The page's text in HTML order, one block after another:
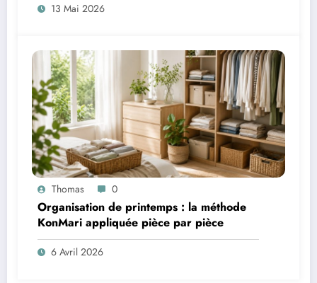
13 Mai 2026
Thomas 0
Organisation de printemps : la méthode
KonMari appliquée pièce par pièce
6 Avril 2026